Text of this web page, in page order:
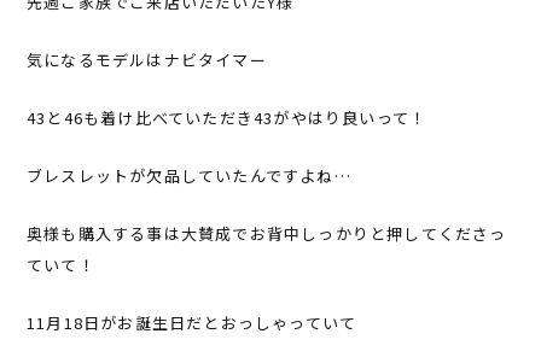
気になるモデルはナビタイマー
43と46も着け比べていただき43がやはり良いって！
ブレスレットが欠品していたんですよね…
奥様も購入する事は大賛成でお背中しっかりと押してくださっ
ていて！
11月18日がお誕生日だとおっしゃっていて